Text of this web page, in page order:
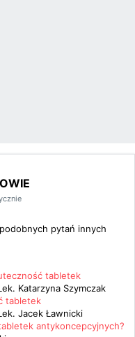
pytań innych
tabletek
Katarzyna Szymczak
tabletek
Jacek Ławnicki
antykoncepcyjnych?